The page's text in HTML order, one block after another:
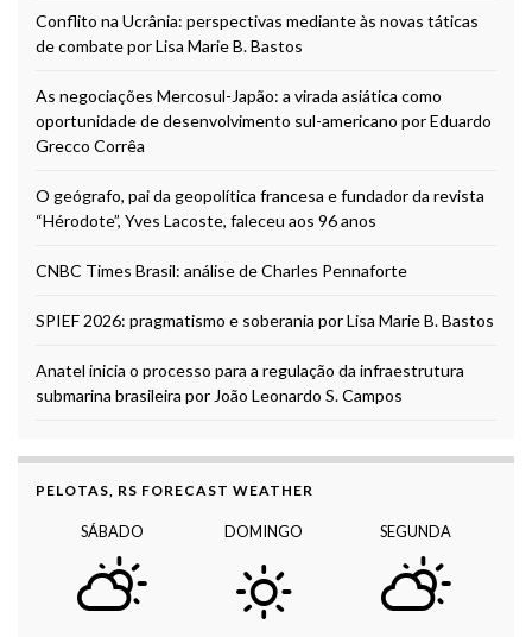
Conflito na Ucrânia: perspectivas mediante às novas táticas
de combate por Lisa Marie B. Bastos
As negociações Mercosul-Japão: a virada asiática como
oportunidade de desenvolvimento sul-americano por Eduardo
Grecco Corrêa
O geógrafo, pai da geopolítica francesa e fundador da revista
“Hérodote”, Yves Lacoste, faleceu aos 96 anos
CNBC Times Brasil: análise de Charles Pennaforte
SPIEF 2026: pragmatismo e soberania por Lisa Marie B. Bastos
Anatel inicia o processo para a regulação da infraestrutura
submarina brasileira por João Leonardo S. Campos
PELOTAS, RS FORECAST WEATHER
SÁBADO DOMINGO SEGUNDA